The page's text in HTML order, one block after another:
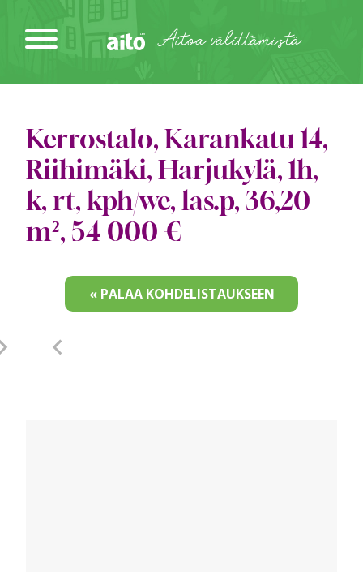
sisältöön
Aitoa välittämistä
Kerrostalo, Karankatu 14,
Riihimäki, Harjukylä, 1h,
k, rt, kph/wc, las.p, 36,20
m², 54 000 €
« PALAA KOHDELISTAUKSEEN